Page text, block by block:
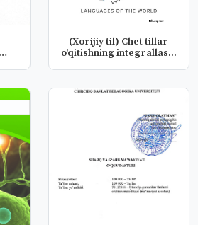
(Xorijiy til) Chet tillar
o'qitishning integrallas...